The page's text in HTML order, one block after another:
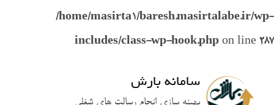
/home/masirta1/baresh.masirtalabe.ir/wp-
includes/class-wp-hook.php on line 287
سامانه بارش
بهینه سازی انجام رسالت های شغلی